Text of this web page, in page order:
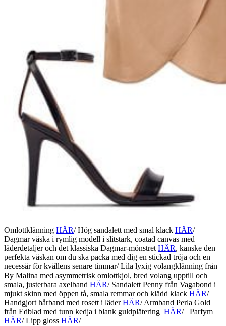
Omlottklänning HÄR/ Hög sandalett med smal klack HÄR/
Dagmar väska i rymlig modell i slitstark, coatad canvas med
läderdetaljer och det klassiska Dagmar-mönstret HÄR, kanske den
perfekta väskan om du ska packa med dig en stickad tröja och en
necessär för kvällens senare timmar/ Lila lyxig volangklänning från
By Malina med asymmetrisk omlottkjol, bred volang upptill och
smala, justerbara axelband HÄR/ Sandalett Penny från Vagabond i
mjukt skinn med öppen tå, smala remmar och klädd klack HÄR/
Handgjort hårband med rosett i läderHÄR/ Armband Perla Gold
från Edblad med tunn kedja i blank guldplätering HÄR/ Parfym
HÄR/ Lipp gloss HÄR/